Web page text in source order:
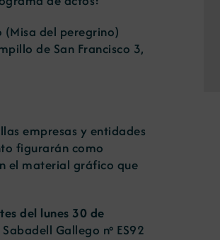
del peregrino)
de San Francisco 3,
empresas y entidades
figurarán como
el material gráfico que
del lunes 30 de
Gallego nº ES92